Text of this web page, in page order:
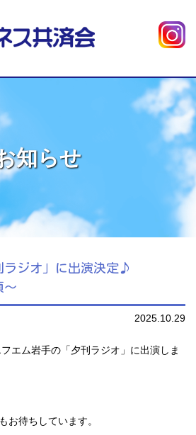
知らせ
ラジオ」に出演決定♪
～
2025.10.29
エム岩手の「夕刊ラジオ」に出演しま
お待ちしています。